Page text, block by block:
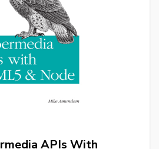
APIs With